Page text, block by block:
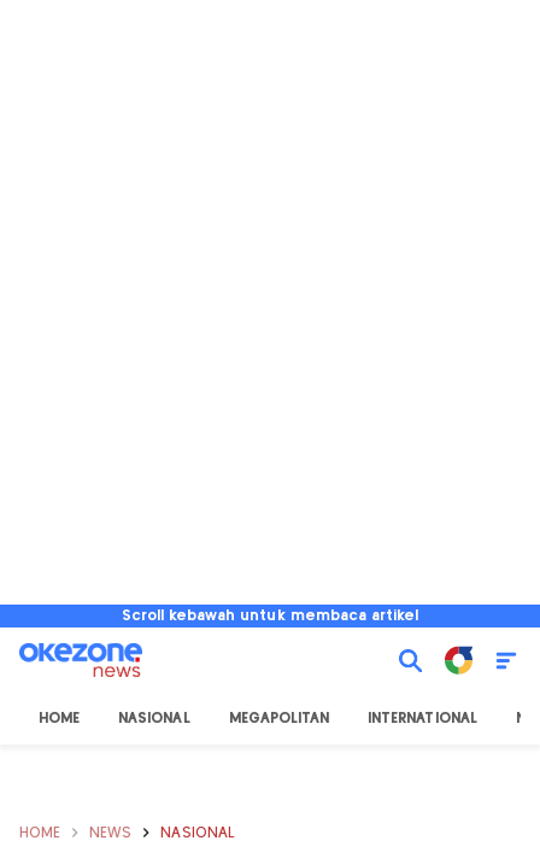
Scroll kebawah untuk membaca artikel
HOME NASIONAL MEGAPOLITAN INTERNATIONAL
HOME NEWS NASIONAL